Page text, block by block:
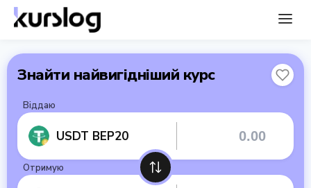
Знайти найвигідніший курс
Віддаю
USDT BEP20
Отримую